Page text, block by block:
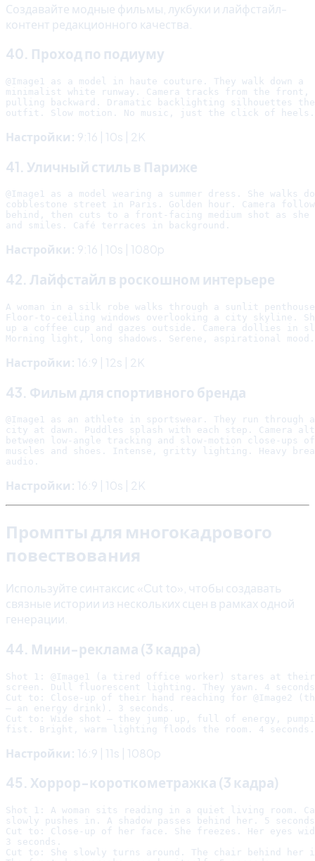
Создавайте модные фильмы, лукбуки и лайфстайл-
контент редакционного качества.
40. Проход по подиуму
@Image1 as a model in haute couture. They walk down a
minimalist white runway. Camera tracks from the front,
pulling backward. Dramatic backlighting silhouettes the
Настройки: 9:16 | 10s | 2K
41. Уличный стиль в Париже
@Image1 as a model wearing a summer dress. She walks
cobblestone street in Paris. Golden hour. Camera
behind, then cuts to a front-facing medium shot as she
Настройки: 9:16 | 10s | 1080p
42. Лайфстайл в роскошном интерьере
A woman in a silk robe walks through a sunlit
Floor-to-ceiling windows overlooking a city skyline.
up a coffee cup and gazes outside. Camera dollies in
Настройки: 16:9 | 12s | 2K
43. Фильм для спортивного бренда
@Image1 as an athlete in sportswear. They run through
city at dawn. Puddles splash with each step. Camera
between low-angle tracking and slow-motion close-ups of
muscles and shoes. Intense, gritty lighting. Heavy
Настройки: 16:9 | 10s | 2K
Промпты для многокадрового
повествования
Используйте синтаксис «Cut to», чтобы создавать
связные истории из нескольких сцен в рамках одной
генерации.
44. Мини-реклама (3 кадра)
Shot 1: @Image1 (a tired office worker) stares at their
screen. Dull fluorescent lighting. They yawn. 4
Cut to: Close-up of their hand reaching for @Image2
— an energy drink). 3 seconds.
Cut to: Wide shot — they jump up, full of energy,
Настройки: 16:9 | 11s | 1080p
45. Хоррор-короткометражка (3 кадра)
Shot 1: A woman sits reading in a quiet living room.
slowly pushes in. A shadow passes behind her. 5
Cut to: Close-up of her face. She freezes. Her eyes
3 seconds.
Cut to: She slowly turns around. The chair behind her